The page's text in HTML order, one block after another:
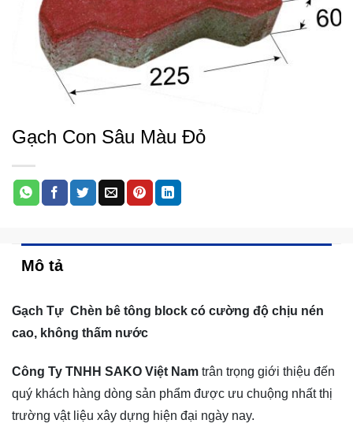
Gạch Con Sâu Màu Đỏ
Mô tả
Gạch Tự Chèn bê tông block có cường độ chịu nén
cao, không thấm nước
Công Ty TNHH SAKO Việt Nam trân trọng giới thiệu đến
quý khách hàng dòng sản phẩm được ưu chuộng nhất thị
trường vật liệu xây dựng hiện đại ngày nay.